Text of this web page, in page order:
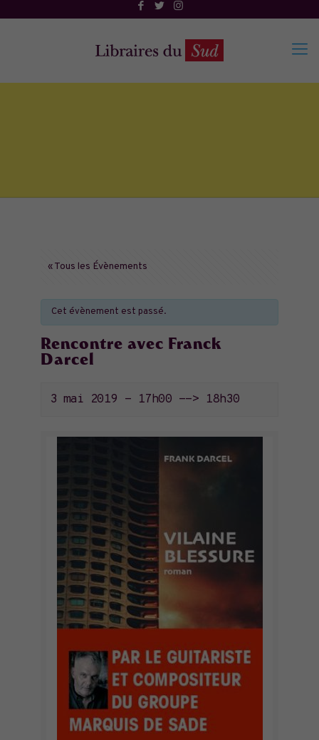
« Tous les Évènements
Cet évènement est passé.
Rencontre avec Franck
Darcel
3 mai 2019 - 17h00 --> 18h30